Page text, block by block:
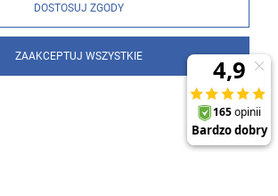
DOSTOSUJ ZGODY
ZAAKCEPTUJ WSZYSTKIE